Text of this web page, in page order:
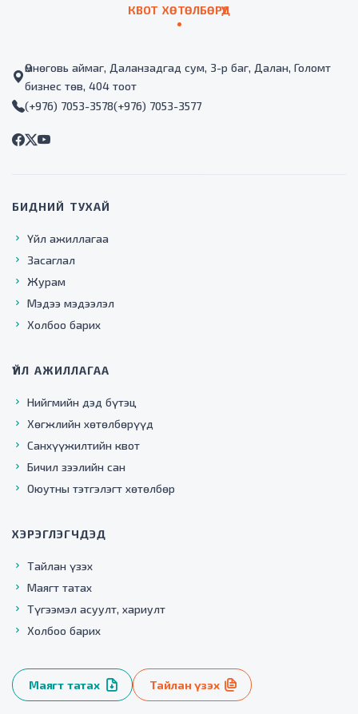
КВОТ ХӨТӨЛБӨРҮҮД
Өмнөговь аймаг, Даланзадгад сум, 3-р баг, Далан, Голомт
бизнес төв, 404 тоот
(+976) 7053-3578(+976) 7053-3577
БИДНИЙ ТУХАЙ
Үйл ажиллагаа
Засаглал
Журам
Мэдээ мэдээлэл
Холбоо барих
ҮЙЛ АЖИЛЛАГАА
Нийгмийн дэд бүтэц
Хөгжлийн хөтөлбөрүүд
Санхүүжилтийн квот
Бичил зээлийн сан
Оюутны тэтгэлэгт хөтөлбөр
ХЭРЭГЛЭГЧДЭД
Тайлан үзэх
Маягт татах
Түгээмэл асуулт, хариулт
Холбоо барих
Маягт татах Тайлан үзэх